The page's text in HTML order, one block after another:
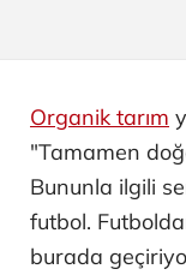
Organik tarım
"Tamamen
Bununla ilgili
futbol.
burada